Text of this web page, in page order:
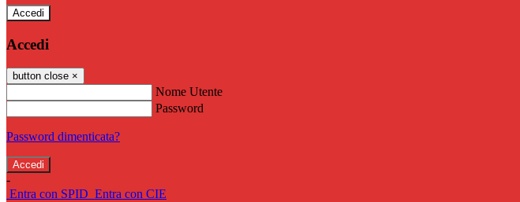
Accedi
Accedi
button close ×
Nome Utente
Password
Password dimenticata?
-
Entra con SPID Entra con CIE